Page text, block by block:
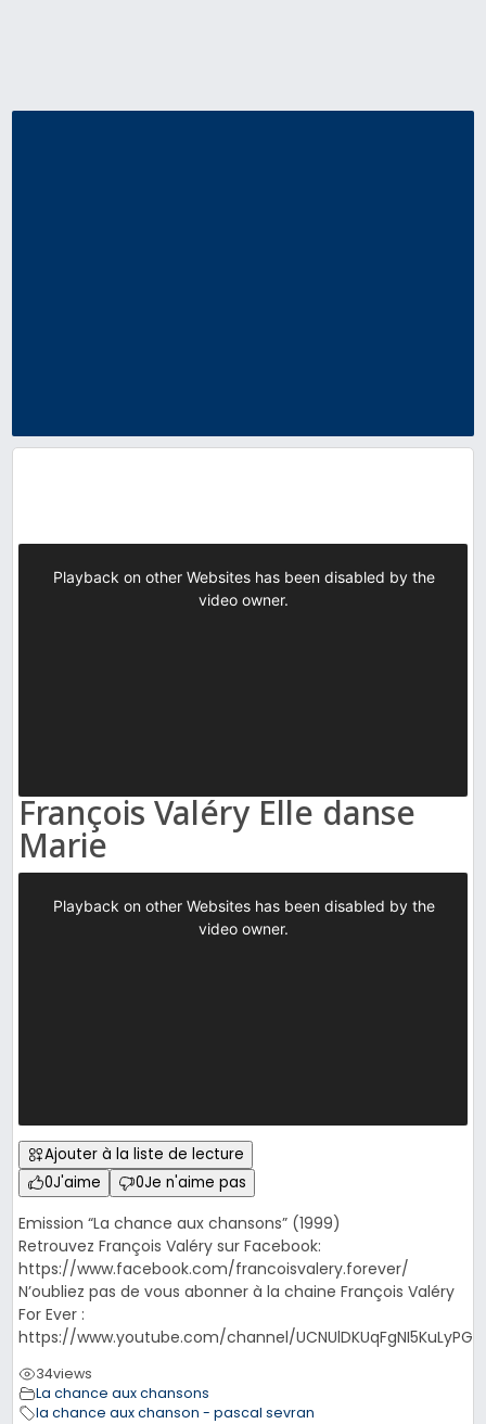
François Valéry Elle danse
Marie
Ajouter à la liste de lecture
0J'aime 0Je n'aime pas
Emission “La chance aux chansons” (1999)
Retrouvez François Valéry sur Facebook:
https://www.facebook.com/francoisvalery.forever/
N’oubliez pas de vous abonner à la chaine François Valéry
For Ever :
https://www.youtube.com/channel/
34views
La chance aux chansons
la chance aux chanson - pascal sevran